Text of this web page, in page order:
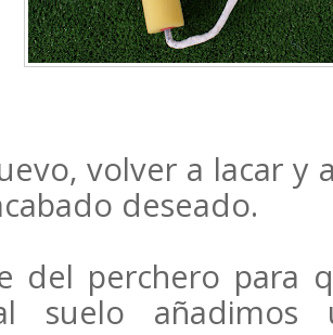
volver a lacar y
deseado.
del perchero para
suelo